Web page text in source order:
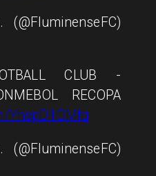
CLUB -
RECOPA
YhspD1OMfq